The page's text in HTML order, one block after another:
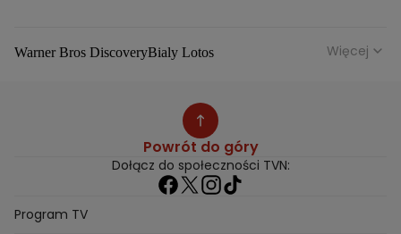
Warner Bros DiscoveryBialy Lotos
Agnieszka Bobek
Jezdzic Obserwowac
Josephine KwasniewskaPlayerplPrzemek Szafranski
Dariusz ZdrojkowskiJulia Tychoniewicz
Sandra Hajduk Popinska
Więcej
Powrót do góry
Dołącz do społeczności TVN:
Program TV